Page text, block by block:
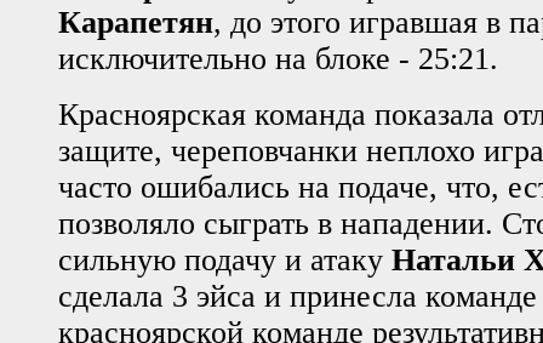
Карапетян, до этого игравшая в
исключительно на блоке - 25:21.
Красноярская команда показала
защите, череповчанки неплохо
часто ошибались на подаче, что,
позволяло сыграть в нападении.
сильную подачу и атаку Натальи
сделала 3 эйса и принесла
красноярской команде